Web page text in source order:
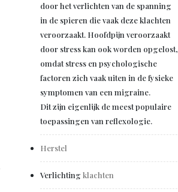
door het verlichten van de spanning
in de spieren die vaak deze klachten
veroorzaakt. Hoofdpijn veroorzaakt
door stress kan ook worden opgelost,
omdat stress en psychologische
factoren zich vaak uiten in de fysieke
symptomen van een migraine.
Dit zijn eigenlijk de meest populaire
toepassingen van reflexologie.
Herstel
Verlichting klachten